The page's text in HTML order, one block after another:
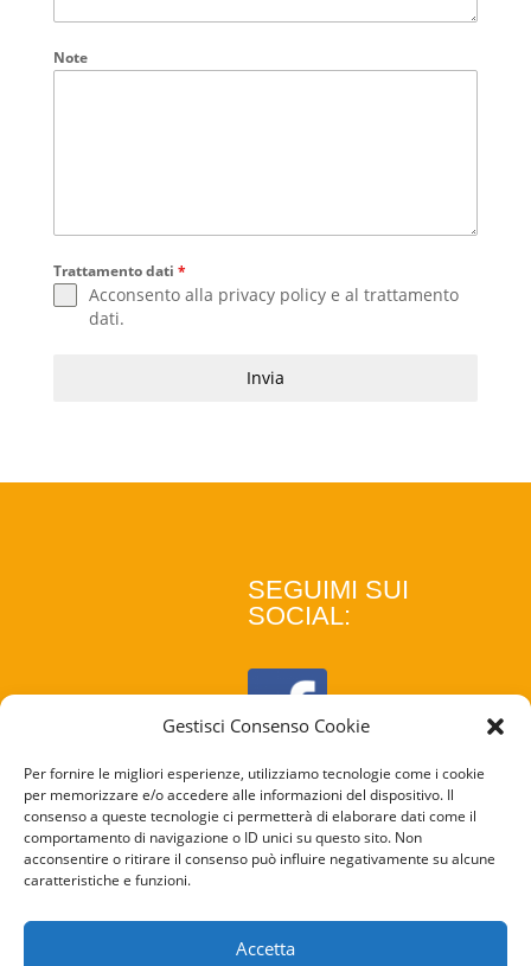
Gestisci Consenso Cookie
Per fornire le migliori esperienze, utilizziamo tecnologie come i cookie
per memorizzare e/o accedere alle informazioni del dispositivo. Il
consenso a queste tecnologie ci permetterà di elaborare dati come il
comportamento di navigazione o ID unici su questo sito. Non
acconsentire o ritirare il consenso può influire negativamente su alcune
caratteristiche e funzioni.
Accetta
Note
Trattamento dati *
Acconsento alla privacy policye al trattamento
dati.
Invia
SEGUIMI SUI
SOCIAL:
COOKIE
POLICY